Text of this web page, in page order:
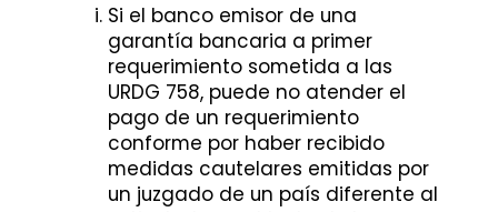
Si el banco emisor de una
garantía bancaria a primer
requerimiento sometida a las
URDG 758, puede no atender el
pago de un requerimiento
conforme por haber recibido
medidas cautelares emitidas por
un juzgado de un país diferente al